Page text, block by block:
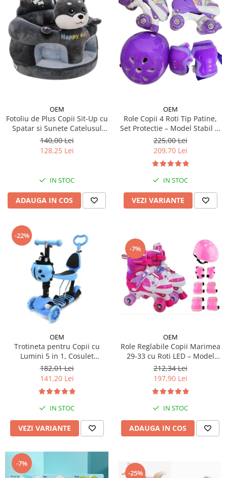
OEM
Fotoliu de Plus Copii Sit-Up cu
Spatar si Sunete Catelusul
Woofy
140,00 Lei
128,25 Lei
IN STOC
ADAUGA IN COS
OEM
Role Copii 4 Roti Tip Patine,
Set Protectie – Model Stabil si
Reglabil - Mov
225,00 Lei
209,70 Lei
IN STOC
VEZI VARIANTE
-22%
OEM
Trotineta pentru Copii cu
Lumini 5 in 1, Cosulet
Buburuza, Maner de Impins
fara Pedale
182,01 Lei
141,20 Lei
IN STOC
VEZI VARIANTE
-7%
OEM
Role Reglabile Copii Marimea
29-33 cu Roti LED – Model
Sirena, SET PROTECTIE
INCLUS
212,34 Lei
197,90 Lei
IN STOC
ADAUGA IN COS
-7%
-25%